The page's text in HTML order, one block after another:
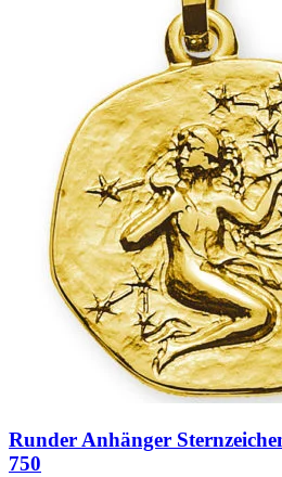
Runder Anhänger
750